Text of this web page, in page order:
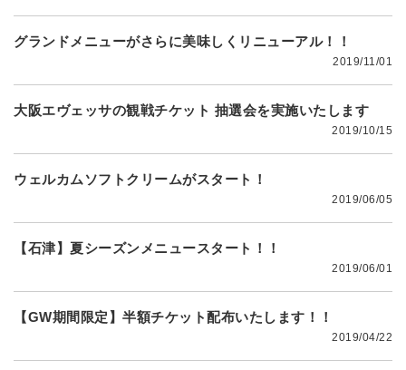
グランドメニューがさらに美味しくリニューアル！！
2019/11/01
大阪エヴェッサの観戦チケット 抽選会を実施いたします
2019/10/15
ウェルカムソフトクリームがスタート！
2019/06/05
【石津】夏シーズンメニュースタート！！
2019/06/01
【GW期間限定】半額チケット配布いたします！！
2019/04/22